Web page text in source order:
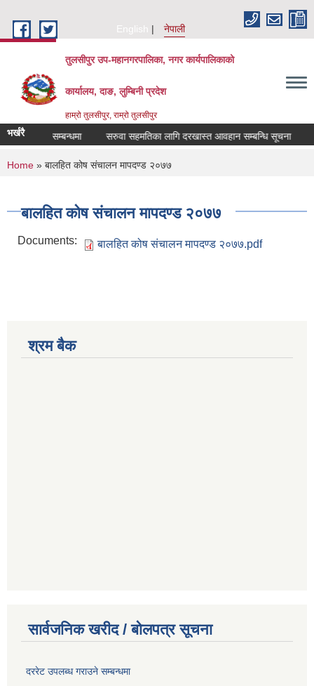
English
नेपाली
तुलसीपुर उप-महानगरपालिका, नगर कार्यपालिकाको
कार्यालय, दाङ, लुम्बिनी प्रदेश
हाम्रो तुलसीपुर, राम्रो तुलसीपुर
भर्खरैगराउने सम्बन्धमा सरुवा सहमतिका लागि दरखास्त आवहान सम्बन्धि सूचना
You are here
Home » बालहित कोष संचालन मापदण्ड २०७७
बालहित कोष संचालन मापदण्ड २०७७
Documents: बालहित कोष संचालन मापदण्ड २०७७.pdf
श्रम बैक
सार्वजनिक खरीद / बोलपत्र सूचना
दररेट उपलब्ध गराउने सम्बन्धमा